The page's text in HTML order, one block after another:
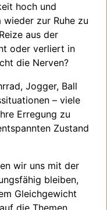
hoch und
zur Ruhe zu
aus der
oder verliert in
die Nerven?
Jogger, Ball
– viele
Erregung zu
Zustand
wir uns mit der
bleiben,
Gleichgewicht